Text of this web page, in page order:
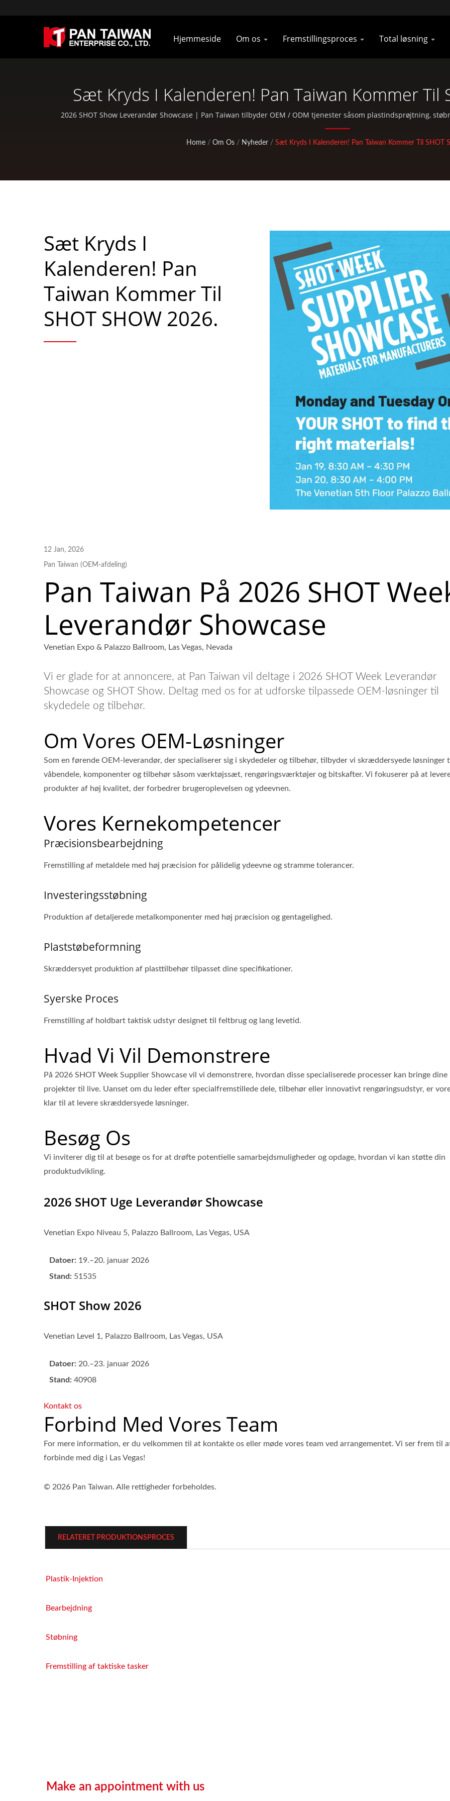
Hjemmeside Om os Fremstillingsproces Total løsning
Sæt Kryds I Kalenderen! Pan Taiwan Kommer Til
Kulfiber Bildele Og Mountainbike Dele
2026 SHOT Show Leverandør Showcase | Pan Taiwan tilbyder OEM / ODM tjenester såsom plastindsprøjtning,
standard dele til cykler og udendørs aktiviteter.
Home / Om Os / Nyheder / Sæt Kryds I Kalenderen! Pan Taiwan Kommer Til SHOT
Sæt Kryds I
Kalenderen! Pan
Taiwan Kommer Til
SHOT SHOW 2026.
12 Jan, 2026
Pan Taiwan (OEM-afdeling)
Pan Taiwan På 2026 SHOT
Leverandør Showcase
Venetian Expo & Palazzo Ballroom, Las Vegas, Nevada
Vi er glade for at annoncere, at Pan Taiwan vil deltage i 2026 SHOT Week Leverandør
Showcase og SHOT Show. Deltag med os for at udforske tilpassede OEM-løsninger til
skydedele og tilbehør.
Om Vores OEM-Løsninger
Som en førende OEM-leverandør, der specialiserer sig i skydedeler og tilbehør, tilbyder vi skræddersyede løsninger
våbendele, komponenter og tilbehør såsom værktøjssæt, rengøringsværktøjer og bitskafter. Vi fokuserer på at
produkter af høj kvalitet, der forbedrer brugeroplevelsen og ydeevnen.
Vores Kernekompetencer
Præcisionsbearbejdning
Fremstilling af metaldele med høj præcision for pålidelig ydeevne og stramme tolerancer.
Investeringsstøbning
Produktion af detaljerede metalkomponenter med høj præcision og gentagelighed.
Plaststøbeformning
Skræddersyet produktion af plasttilbehør tilpasset dine specifikationer.
Syerske Proces
Fremstilling af holdbart taktisk udstyr designet til feltbrug og lang levetid.
Hvad Vi Vil Demonstrere
På 2026 SHOT Week Supplier Showcase vil vi demonstrere, hvordan disse specialiserede processer kan bringe dine
projekter til live. Uanset om du leder efter specialfremstillede dele, tilbehør eller innovativt rengøringsudstyr, er
klar til at levere skræddersyede løsninger.
Besøg Os
Vi inviterer dig til at besøge os for at drøfte potentielle samarbejdsmuligheder og opdage, hvordan vi kan støtte din
produktudvikling.
2026 SHOT Uge Leverandør Showcase
Venetian Expo Niveau 5, Palazzo Ballroom, Las Vegas, USA
Datoer: 19.–20. januar 2026
Stand: 51535
SHOT Show 2026
Venetian Level 1, Palazzo Ballroom, Las Vegas, USA
Datoer: 20.–23. januar 2026
Stand: 40908
Kontakt os
Forbind Med Vores Team
For mere information, er du velkommen til at kontakte os eller møde vores team ved arrangementet. Vi ser frem til
forbinde med dig i Las Vegas!
© 2026 Pan Taiwan. Alle rettigheder forbeholdes.
RELATERET PRODUKTIONSPROCES
Plastik-Injektion
Bearbejdning
Støbning
Fremstilling af taktiske tasker
Skræddersyet Pose Bærbare Multitools